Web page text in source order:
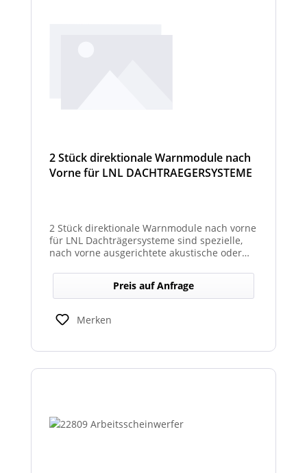
2 Stück direktionale Warnmodule nach
Vorne für LNL DACHTRAEGERSYSTEME
2 Stück direktionale Warnmodule nach vorne
für LNL Dachträgersysteme sind spezielle,
nach vorne ausgerichtete akustische oder
montiert werden, um in Fahrtrichtung
gezielte Warnsignale auszugeben. Sie
erhöhen die Sicht- und Hörbarkeit kritischer
Hinweise für Fahrer und Umfeld und sind
kompatibel mit den LNL-Trägersystemen zur
Einsatzfahrten.
Preis auf Anfrage
Merken